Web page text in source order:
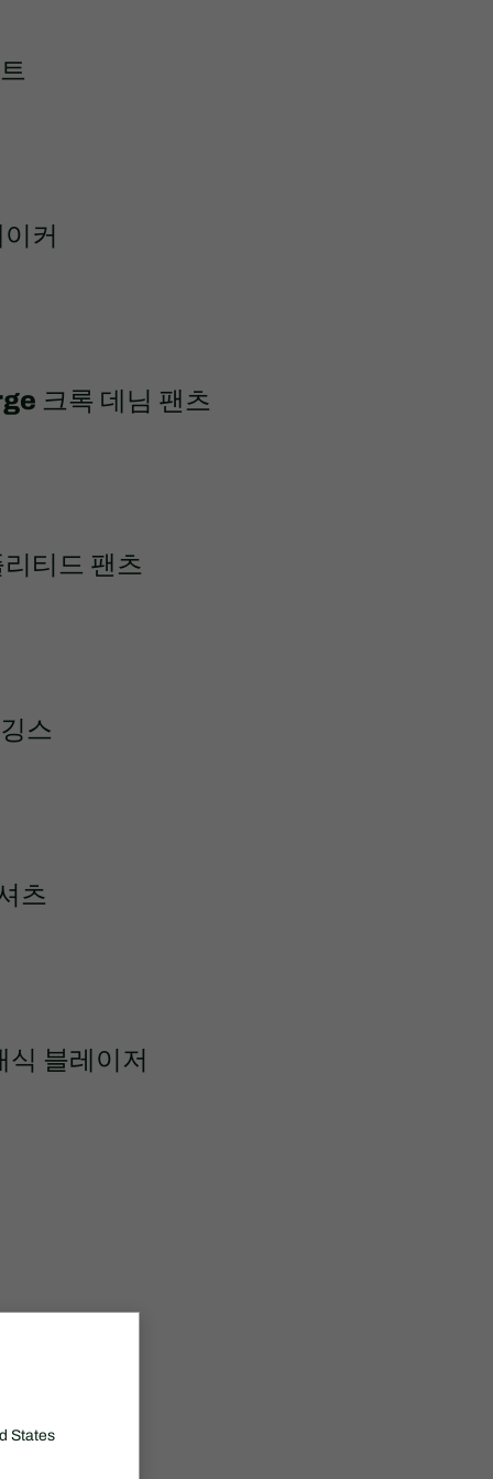
커
크록 데님 팬츠
티드 팬츠
스
츠
식 블레이저
States